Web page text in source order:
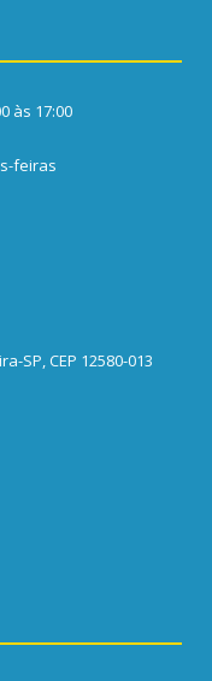
às 17:00
feiras
SP, CEP 12580-013